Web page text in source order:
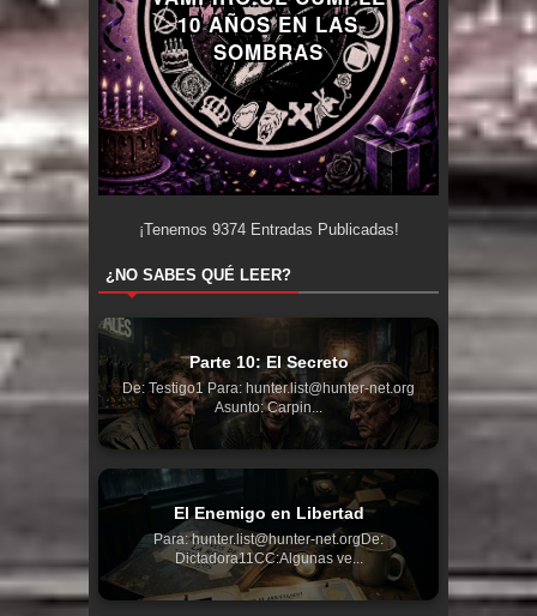
10 AÑOS EN LAS
SOMBRAS
¡Tenemos 9374Entradas Publicadas!
¿NO SABES QUÉ LEER?
Parte 10: El Secreto
De: Testigo1 Para: hunter.list@hunter-net.org
Asunto: Carpin...
El Enemigo en Libertad
Para: hunter.list@hunter-net.orgDe:
Dictadora11CC:Algunas ve...